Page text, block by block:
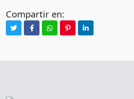
Compartir en: